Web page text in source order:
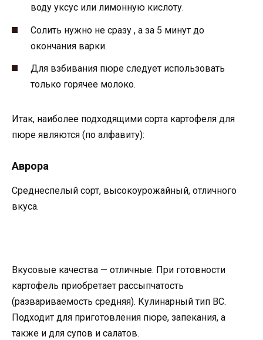
воду уксус или лимонную кислоту.
Солить нужно не сразу , а за 5 минут до
окончания варки.
Для взбивания пюре следует использовать
только горячее молоко.
Итак, наиболее подходящими сорта картофеля для
пюре являются (по алфавиту):
Аврора
Среднеспелый сорт, высокоурожайный, отличного
вкуса.
Вкусовые качества — отличные. При готовности
картофель приобретает рассыпчатость
(развариваемость средняя). Кулинарный тип ВС.
Подходит для приготовления пюре, запекания, а
также и для супов и салатов.